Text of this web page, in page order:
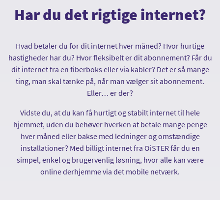
Har du det rigtige internet?
Hvad betaler du for dit internet hver måned? Hvor hurtige
hastigheder har du? Hvor fleksibelt er dit abonnement? Får du
dit internet fra en fiberboks eller via kabler? Det er så mange
ting, man skal tænke på, når man vælger sit abonnement.
Eller… er der?
Vidste du, at du kan få hurtigt og stabilt internet til hele
hjemmet, uden du behøver hverken at betale mange penge
hver måned eller bakse med ledninger og omstændige
installationer? Med billigt internet fra OiSTER får du en
simpel, enkel og brugervenlig løsning, hvor alle kan være
online derhjemme via det mobile netværk.